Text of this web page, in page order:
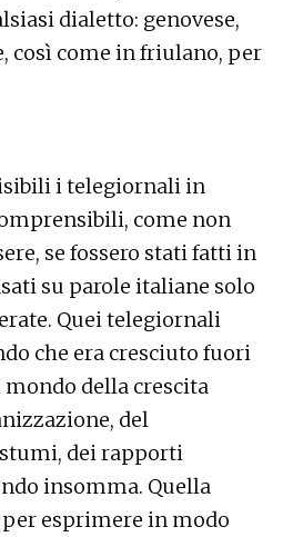
dialetto: genovese,
così come in friulano, per
i telegiornali in
come non
se fossero stati fatti in
su parole italiane solo
Quei telegiornali
che era cresciuto fuori
della crescita
del
dei rapporti
insomma. Quella
esprimere in modo